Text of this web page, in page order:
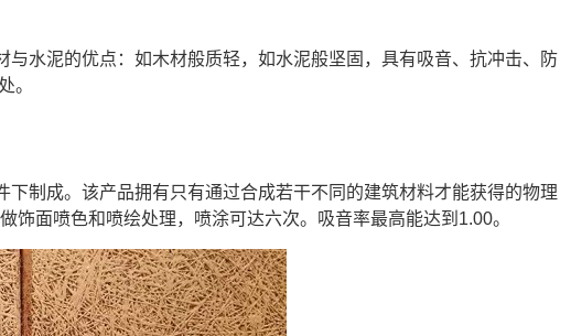
水泥的优点：如木材般质轻，如水泥般坚固，具有吸音、抗冲击、防
。
制成。该产品拥有只有通过合成若干不同的建筑材料才能获得的物理
面喷色和喷绘处理，喷涂可达六次。吸音率最高能达到1.00。